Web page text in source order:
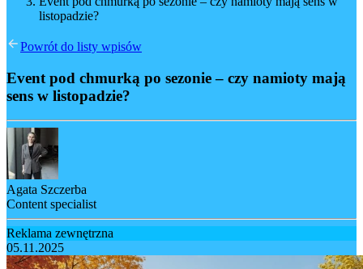
listopadzie?
Powrót do listy wpisów
Event pod chmurką po sezonie – czy namioty mają
sens w listopadzie?
Agata Szczerba
Content specialist
Reklama zewnętrzna
05.11.2025